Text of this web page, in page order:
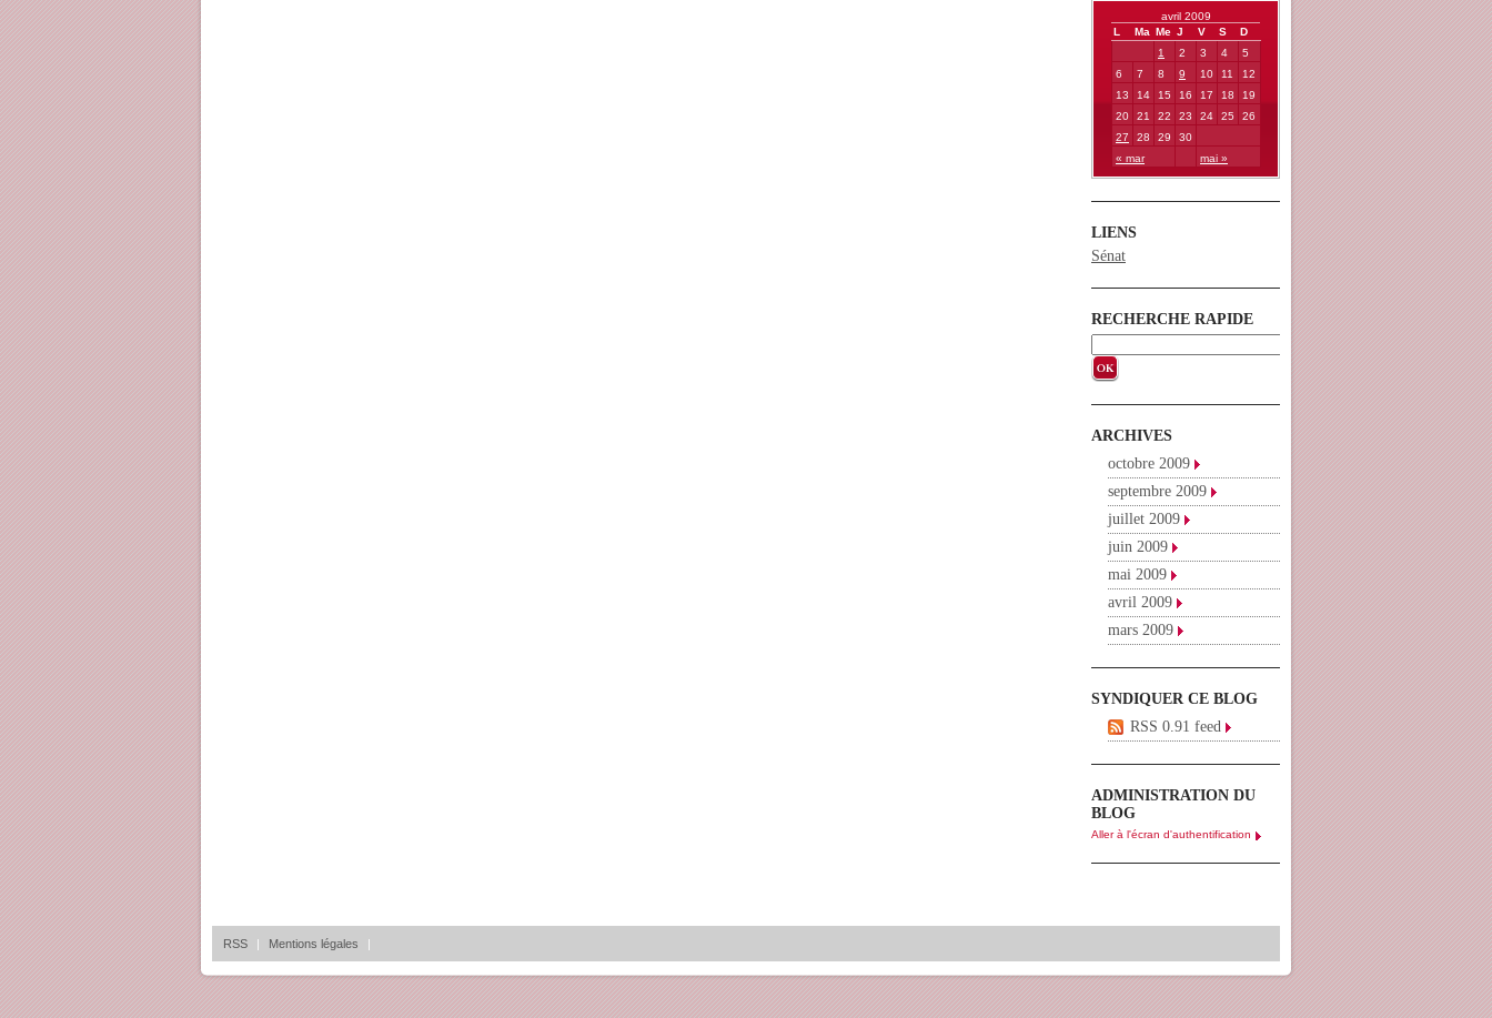
avril 2009
L
Ma Me J V S D
« mar mai »
1 2 3 4
5
6
7 8 9 10 11
12
13
14 15 16 17 18
19
20
21 22 23 24 25
26
27
28 29 30
LIENS
Sénat
RECHERCHE RAPIDE
ARCHIVES
octobre 2009
septembre 2009
juillet 2009
juin 2009
mai 2009
avril 2009
mars 2009
SYNDIQUER CE BLOG
RSS 0.91 feed
ADMINISTRATION DU
BLOG
Aller à l'écran d'authentification
RSS | Mentions légales |